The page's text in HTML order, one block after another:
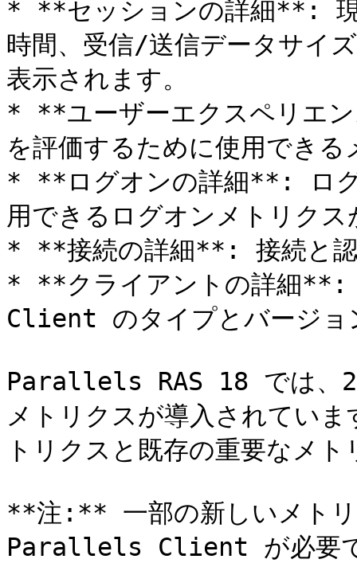
* **セッションの詳細**: 現
時間、受信/送信データサイ
表示されます。
* **ユーザーエクスペリエ
を評価するために使用でき
* **ログオンの詳細**: ログ
用できるログオンメトリク
* **接続の詳細**: 接続と認
* **クライアントの詳細
Client のタイプとバージョ
Parallels RAS 18 では、
メトリクスが導入されてい
トリクスと既存の重要なメ
**注:** 一部の新しいメトリ
Parallels Client が必要